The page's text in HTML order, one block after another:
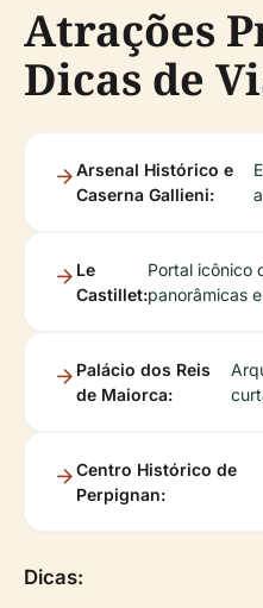
Atrações
Dicas de
Arsenal Histórico e
Caserna Gallieni:
Le
Castillet:
Portal icônico
panorâmicas
Palácio dos Reis
de Maiorca:
Centro Histórico de
Perpignan:
Dicas: